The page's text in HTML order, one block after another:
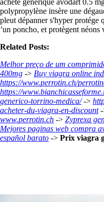
acheté générique avodart 0.5
polypropylène insère une
pleut dépanner s'hyper protége
’un poncho, et protègent
Related Posts:
Melhor preço de um
400mg -> Buy viagra online
https://www.perrotin.ch/
https://
generico-torrino-medica/->
acheter-du-viagra-en-discount-
www.perrotin.ch -> Zyprexa
Mejores paginas web compra
español barato -> Prix viagra